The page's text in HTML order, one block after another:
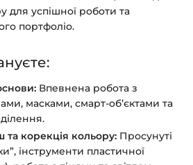
для успішної роботи та
портфоліо.
Впевнена робота з
масками, смарт-об’єктами та
корекція кольору: Просунуті
інструменти пластичної